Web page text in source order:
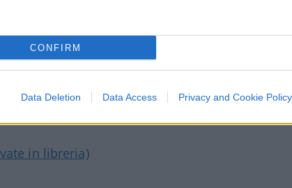
CONFIRM
Data Deletion Data Access Privacy and Cookie Policy
a tesi lontane dalle sue. Sarà anche
un libro che merita di essere letto
imperanti.
in libreria)